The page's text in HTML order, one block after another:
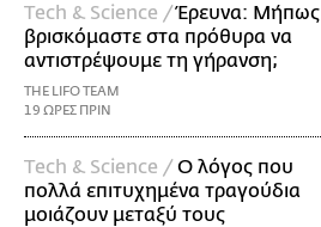
Τech & Science /Έρευνα: Μήπως
βρισκόμαστε στα πρόθυρα να
αντιστρέψουμε τη γήρανση;
THE LIFO TEAM
19 ΩΡΕΣ ΠΡΙΝ
Τech & Science /Ο λόγος που
πολλά επιτυχημένα τραγούδια
μοιάζουν μεταξύ τους